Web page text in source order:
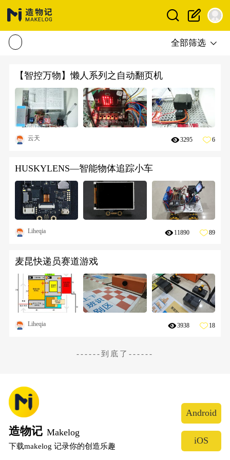
全部筛选
【智控万物】懒人系列之自动翻页机
云天 3295 6
HUSKYLENS—智能物体追踪小车
Liheqia 11890 89
麦昆快递员赛道游戏
Liheqia 3938 18
------到底了------
造物记 Makelog
下载makelog 记录你的创造乐趣
Android
iOS